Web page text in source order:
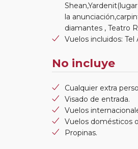
la
diamantes , Teatro
Vuelos incluidos: Tel
No incluye
Cualquier extra
Visado de entrada.
Vuelos
Vuelos domésticos
Propinas.